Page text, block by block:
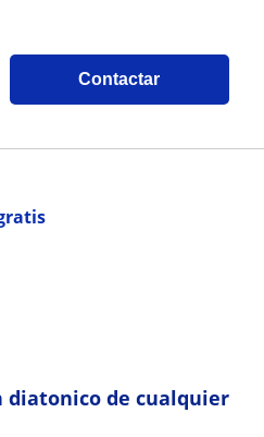
Contactar
diatonico de cualquier